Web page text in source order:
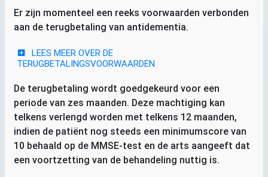
Er zijn momenteel een reeks voorwaarden verbonden
aan de terugbetaling van antidementia.
LEES MEER OVER DE
TERUGBETALINGSVOORWAARDEN
De terugbetaling wordt goedgekeurd voor een
periode van zes maanden. Deze machtiging kan
telkens verlengd worden met telkens 12 maanden,
indien de patiënt nog steeds een minimumscore van
10 behaald op de MMSE-test en de arts aangeeft dat
een voortzetting van de behandeling nuttig is.